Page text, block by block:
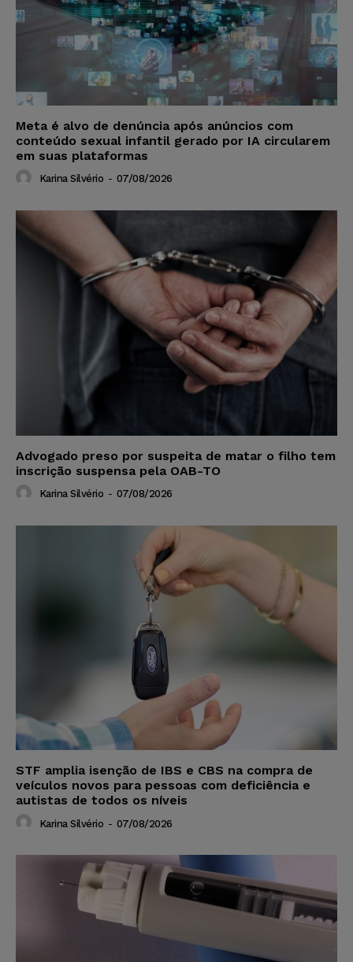
Meta é alvo de denúncia após anúncios com
conteúdo sexual infantil gerado por IA circularem
em suas plataformas
Karina Silvério - 07/08/2026
Advogado preso por suspeita de matar o filho tem
inscrição suspensa pela OAB-TO
Karina Silvério - 07/08/2026
STF amplia isenção de IBS e CBS na compra de
veículos novos para pessoas com deficiência e
autistas de todos os níveis
Karina Silvério - 07/08/2026